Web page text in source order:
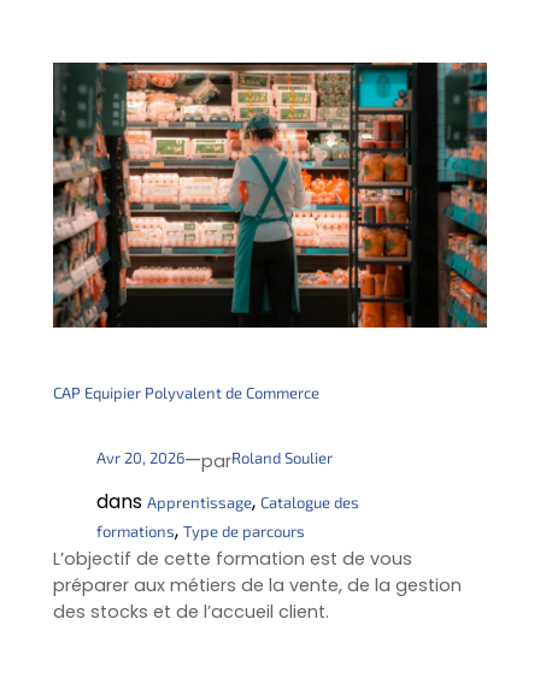
CAP Equipier Polyvalent de Commerce
Avr 20, 2026—parRoland Soulier
dans Apprentissage, Catalogue des
formations, Type de parcours
L’objectif de cette formation est de vous
préparer aux métiers de la vente, de la gestion
des stocks et de l’accueil client.